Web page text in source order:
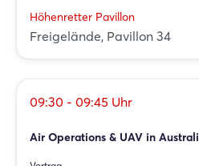
Höhenretter Pavillon
Freigelände, Pavillon 34
09:30 - 09:45 Uhr
Air Operations & UAV in